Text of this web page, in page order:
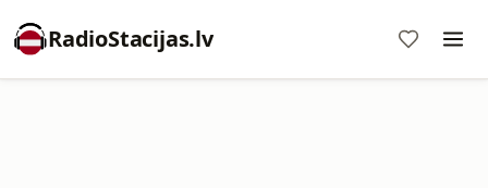
RadioStacijas.lv